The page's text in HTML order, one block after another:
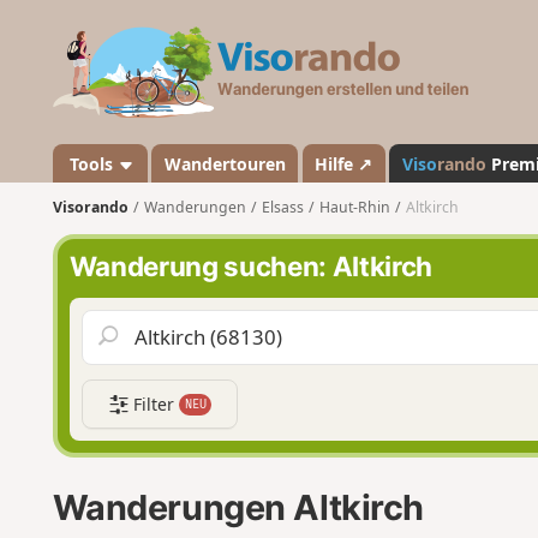
a
n
o
Tools Wandertouren Hilfe ↗ Visorando
Visorando Wanderungen Elsass Haut-Rhin Altkirch
Wanderung suchen: Altkirch
Filter NEU
Wanderungen Altkirch